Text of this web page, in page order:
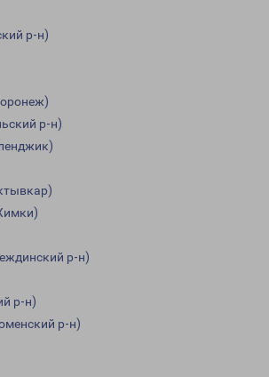
р-н)
р-н)
р-н)
р-н)
р-н)